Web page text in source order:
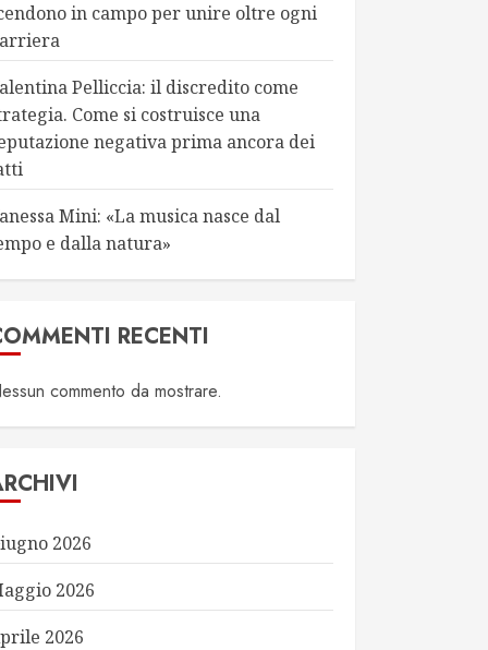
in campo per unire oltre ogni
Pelliccia: il discredito come
Come si costruisce una
negativa prima ancora dei
Mini: «La musica nasce dal
e dalla natura»
RECENTI
commento da mostrare.
2026
2026
2026